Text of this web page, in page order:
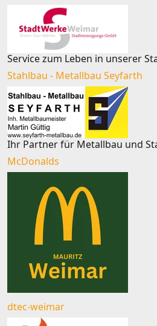
Service zum Leben in unserer
Stahlbau - Metallbau Seyfarth
Ihr Partner für Metallbau und
McDonalds
dtec-weimar